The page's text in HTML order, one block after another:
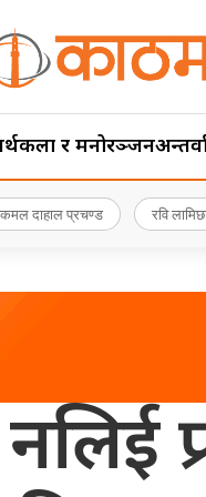
कला र मनोरञ्जन
दाहाल प्रचण्ड रवि